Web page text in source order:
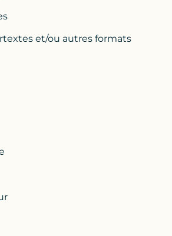
et/ou autres formats